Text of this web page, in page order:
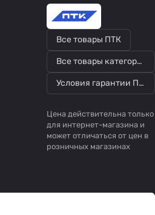
Все товары ПТК
Все товары категории
Условия гарантии ПТК
Цена действительна только
для интернет-магазина и
может отличаться от цен в
розничных магазинах